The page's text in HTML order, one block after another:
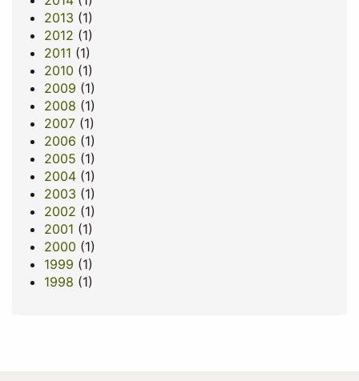
2013 (1)
2012 (1)
2011 (1)
2010 (1)
2009 (1)
2008 (1)
2007(1)
2006 (1)
2005 (1)
2004(1)
2003 (1)
2002 (1)
2001 (1)
2000 (1)
1999 (1)
1998 (1)